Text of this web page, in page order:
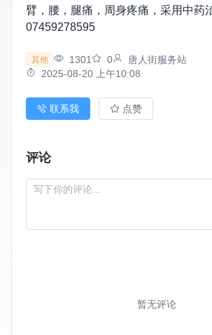
臂，腰，腿痛，周身疼痛，采用中药
07459278595
其他 1301 0
唐人街服务站
2025-08-20 上午10:08
联系我 点赞
评论
暂无评论